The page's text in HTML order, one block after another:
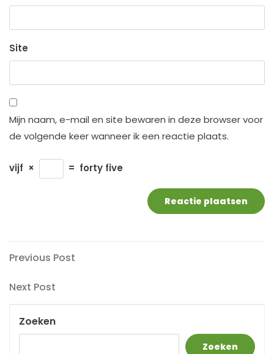
Site
Mijn naam, e-mail en site bewaren in deze browser voor
de volgende keer wanneer ik een reactie plaats.
vijf × = forty five
Berichtnavigatie
Previous
Previous Post
Next
Next Post
Zoeken
Zoeken